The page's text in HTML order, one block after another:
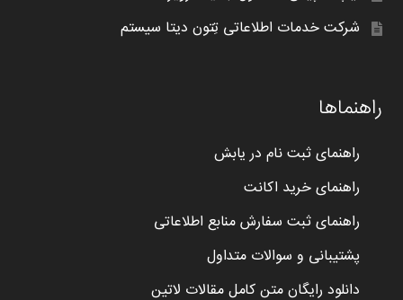
شرکت خدمات اطلاعاتی تِتون دیتا سیستم
راهنماها
راهنمای ثبت نام در یابش
راهنمای خرید اکانت
راهنمای ثبت سفارش منابع اطلاعاتی
پشتیبانی و سوالات متداول
دانلود رایگان متن کامل مقالات لاتین